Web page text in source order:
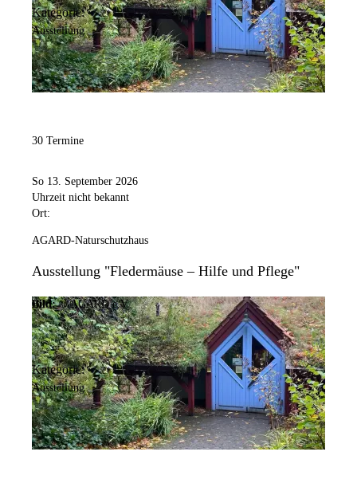
Kategorie:
Ausstellung
30 Termine
So 13. September 2026
Uhrzeit nicht bekannt
Ort:
AGARD-Naturschutzhaus
Ausstellung "Fledermäuse – Hilfe und Pflege"
Bild: © AGARD e.V.
Kategorie:
Ausstellung